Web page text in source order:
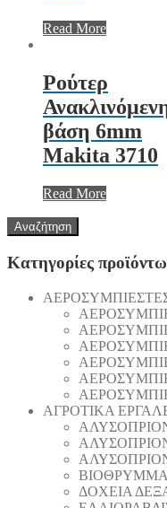
Read More
Ρούτερ
βάση 6mm
Makita 3710
Read More
Αναζήτηση
Κατηγορίες
ΑΓΡΟΤΙΚΑ
ΔΟΧΕΙΑ